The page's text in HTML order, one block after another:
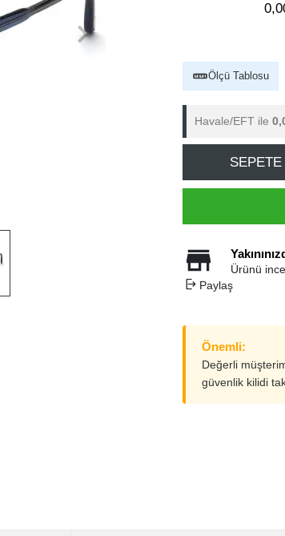
Ölçü Tablosu
Havale/EFT ile
Ürünü
Paylaş
Önemli:
Değerli
güvenlik kilidi